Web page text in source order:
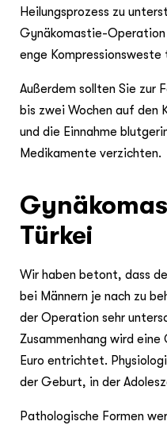
Heilungsprozess zu
Gynäkomastie-Operation
enge Kompressionsweste
Außerdem sollten Sie zur
bis zwei Wochen auf den
und die Einnahme
Medikamente verzichten.
Türkei
Wir haben betont, dass
bei Männern je nach zu
der Operation sehr
Zusammenhang wird
Euro entrichtet.
der Geburt, in der
Pathologische Formen